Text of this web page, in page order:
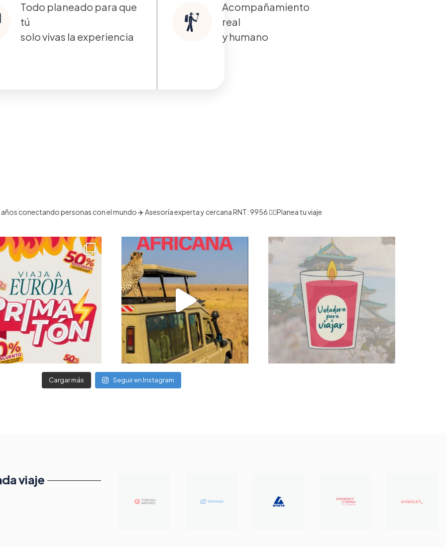
Todo planeado para que
tú
solo vivas la experiencia
Acompañamiento
real
y humano
conectando personas con el mundo ✈️ Asesoría experta y cercanaRNT: 9956 👇🏻Planea tu viaje
Cargar más Seguir en Instagram
viaje